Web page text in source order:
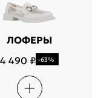
ЛОФЕРЫ
4 490 ₽ -63%